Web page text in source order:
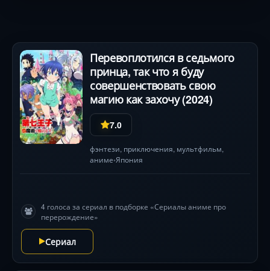
Перевоплотился в седьмого
принца, так что я буду
совершенствовать свою
магию как захочу (2024)
7.0
фэнтези, приключения, мультфильм,
аниме•Япония
4 голоса за сериал в подборке «Сериалы аниме про
перерождение»
Сериал